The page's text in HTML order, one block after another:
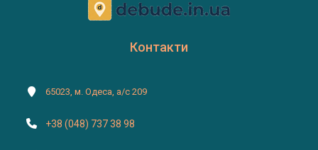
Контакти
65023, м. Одеса, а/с 209
+38 (048) 737 38 98